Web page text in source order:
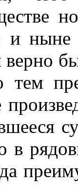
и
верно
тем
в